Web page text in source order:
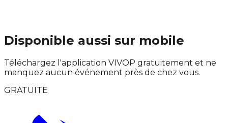
Disponible aussi sur mobile
Téléchargez l'application VIVOP gratuitement et ne
manquez aucun événement près de chez vous.
GRATUITE